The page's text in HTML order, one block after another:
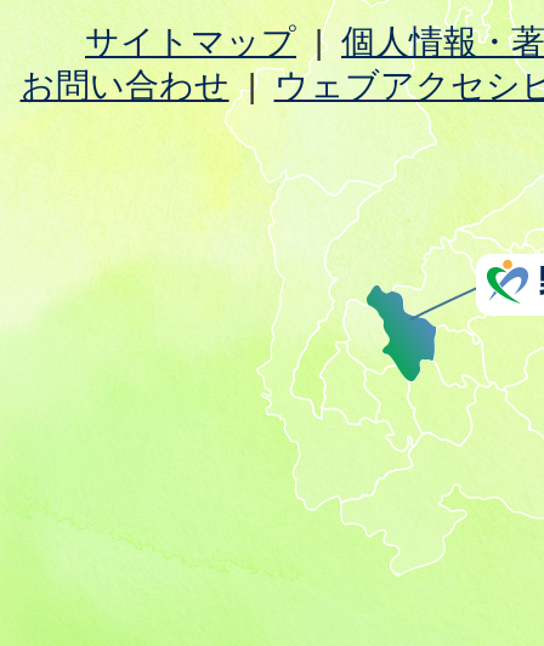
サイトマップ
個人情報・
お問い合わせ
ウェブアクセシ